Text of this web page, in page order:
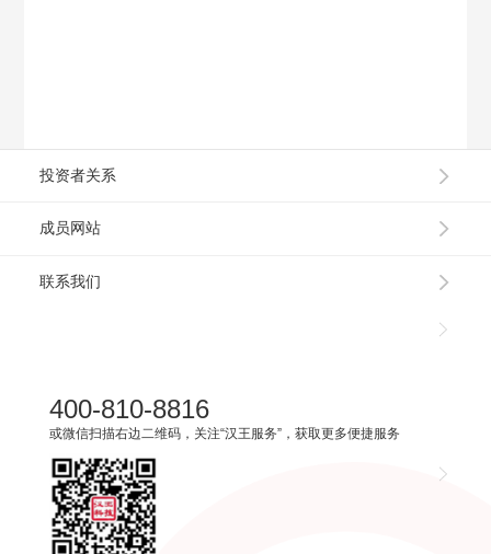
投资者关系
成员网站
联系我们
400-810-8816
或微信扫描右边二维码，关注“汉王服务”，获取更多便捷服务